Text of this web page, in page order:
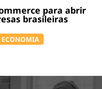
para abrir
brasileiras
ECONOMIA